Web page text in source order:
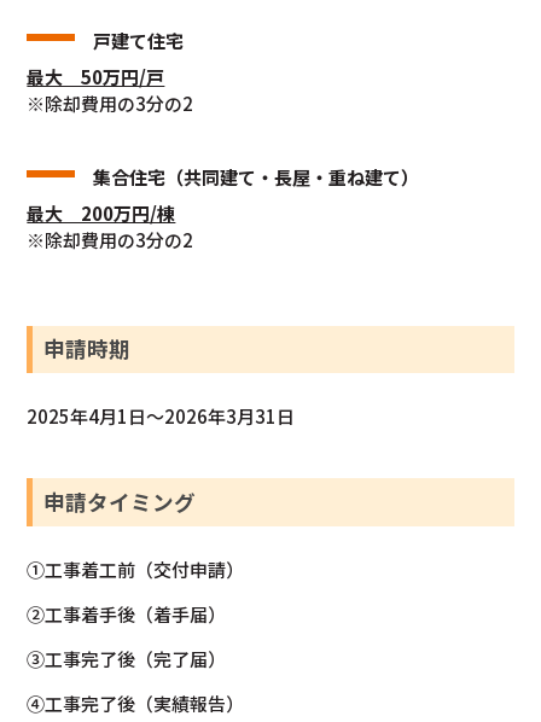
戸建て住宅
最大 50万円/戸
※除却費用の3分の2
集合住宅（共同建て・長屋・重ね建て）
最大 200万円/棟
※除却費用の3分の2
申請時期
2025年4月1日～2026年3月31日
申請タイミング
①工事着工前（交付申請）
②工事着手後（着手届）
③工事完了後（完了届）
④工事完了後（実績報告）